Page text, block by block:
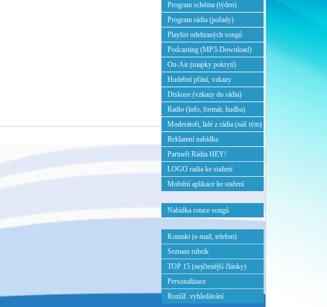
Program schéma (týden)
Program rádia (pořady)
Playlist odehraných songů
Podcasting (MP3-Download)
On-Air (mapky pokrytí)
Hudební přání, vzkazy
Diskuse (vzkazy do rádia)
Radio (info, formát, hudba)
Moderátoři, lidé z rádia (náš tým)
Reklamní nabídka
Partneři Rádia HEY!
LOGO radia ke stažení
Mobilní aplikace ke stažení
Nabídka rotace songů
Kontakt (e-mail, telefon)
Seznam rubrik
TOP 15 (nejčtenější články)
Personalizace
Rozšíř. vyhledávání